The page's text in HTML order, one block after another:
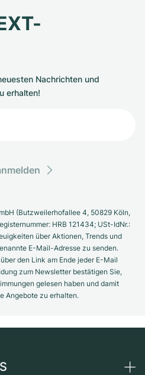
Nachrichten und
erhalten!
(Butzweilerhofallee 4, 50829 Köln,
HRB 121434; USt-IdNr.:
über Aktionen, Trends und
E-Mail-Adresse zu senden.
den Link am Ende jeder E-Mail
zum Newsletter bestätigen Sie,
gelesen haben und damit
Angebote zu erhalten.